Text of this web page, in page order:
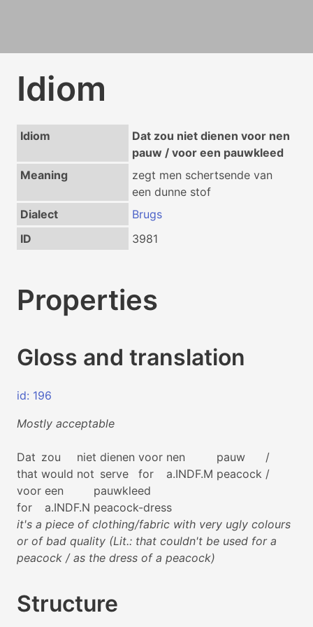
Idiom
Idiom
Dat zou niet dienen voor nen
pauw / voor een pauwkleed
Meaning
zegt men schertsende van
een dunne stof
Dialect
Brugs
ID
3981
Properties
Gloss and translation
id: 196
Mostly acceptable
Dat
that
zou
would
niet
not
dienen
serve
voor
for
nen
a.INDF.M
pauw
peacock
/
/
voor
for
een
a.INDF.N
pauwkleed
peacock-dress
it's a piece of clothing/fabric with very ugly colours
or of bad quality (Lit.: that couldn't be used for a
peacock / as the dress of a peacock)
Structure